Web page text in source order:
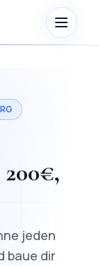
200€,
jeden
baue dir